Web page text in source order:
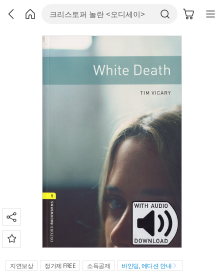
지연보상 정가제 FREE 소득공제 바인딩, 에디션 안내